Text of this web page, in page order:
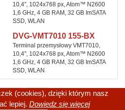
10,4", 1024x768 px, Atom™ N2600
1,6 GHz, 4 GB RAM, 32 GB ImSATA
SSD, WLAN
DVG-VMT7010 155-BX
Terminal przemysłowy VMT7010,
10,4", 1024x768 px, Atom™ N2600
1,6 GHz, 4 GB RAM, 32 GB ImSATA
SSD, WLAN
(cookies), dzięki którym nasz
lepiej. Dowiedz się więcej